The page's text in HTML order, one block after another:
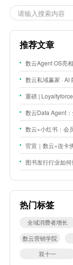
推荐文章
数云Agent OS亮相华为
数云私域赢家 · AI
重磅 | Loyaltyforce 与菲律宾
数云Data Agent
数云×小红书：会
官宣｜数云×连卡佛
图书发行行业如
热门标签
全域消费者增长
数云营销学院
双十一